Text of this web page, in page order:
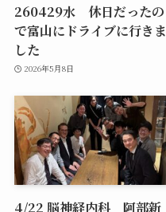
260429水 休日だったの
で富山にドライブに行きま
した
2026年5月8日
4/22 脳神経内科 阿部新